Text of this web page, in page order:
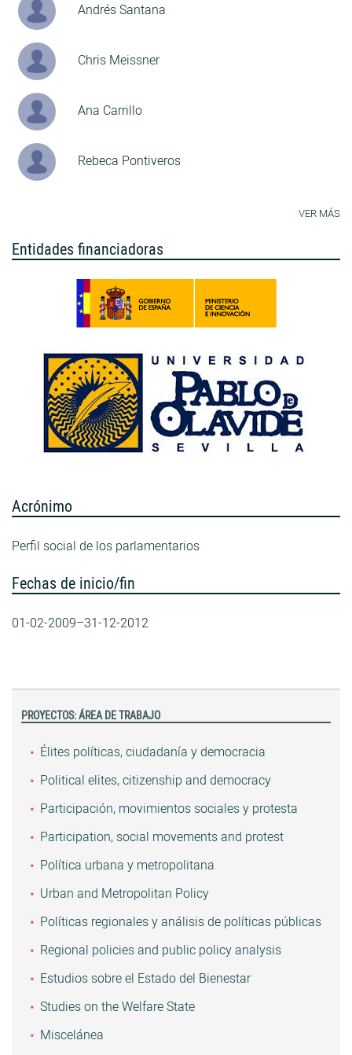
Andrés Santana
Chris Meissner
Ana Carrillo
Rebeca Pontiveros
VER MÁS
Entidades financiadoras
Acrónimo
Perfil social de los parlamentarios
Fechas de inicio/fin
01-02-2009–31-12-2012
PROYECTOS: ÁREA DE TRABAJO
Élites políticas, ciudadanía y democracia
Political elites, citizenship and democracy
Participación, movimientos sociales y protesta
Participation, social movements and protest
Política urbana y metropolitana
Urban and Metropolitan Policy
Políticas regionales y análisis de políticas públicas
Regional policies and public policy analysis
Estudios sobre el Estado del Bienestar
Studies on the Welfare State
Miscelánea